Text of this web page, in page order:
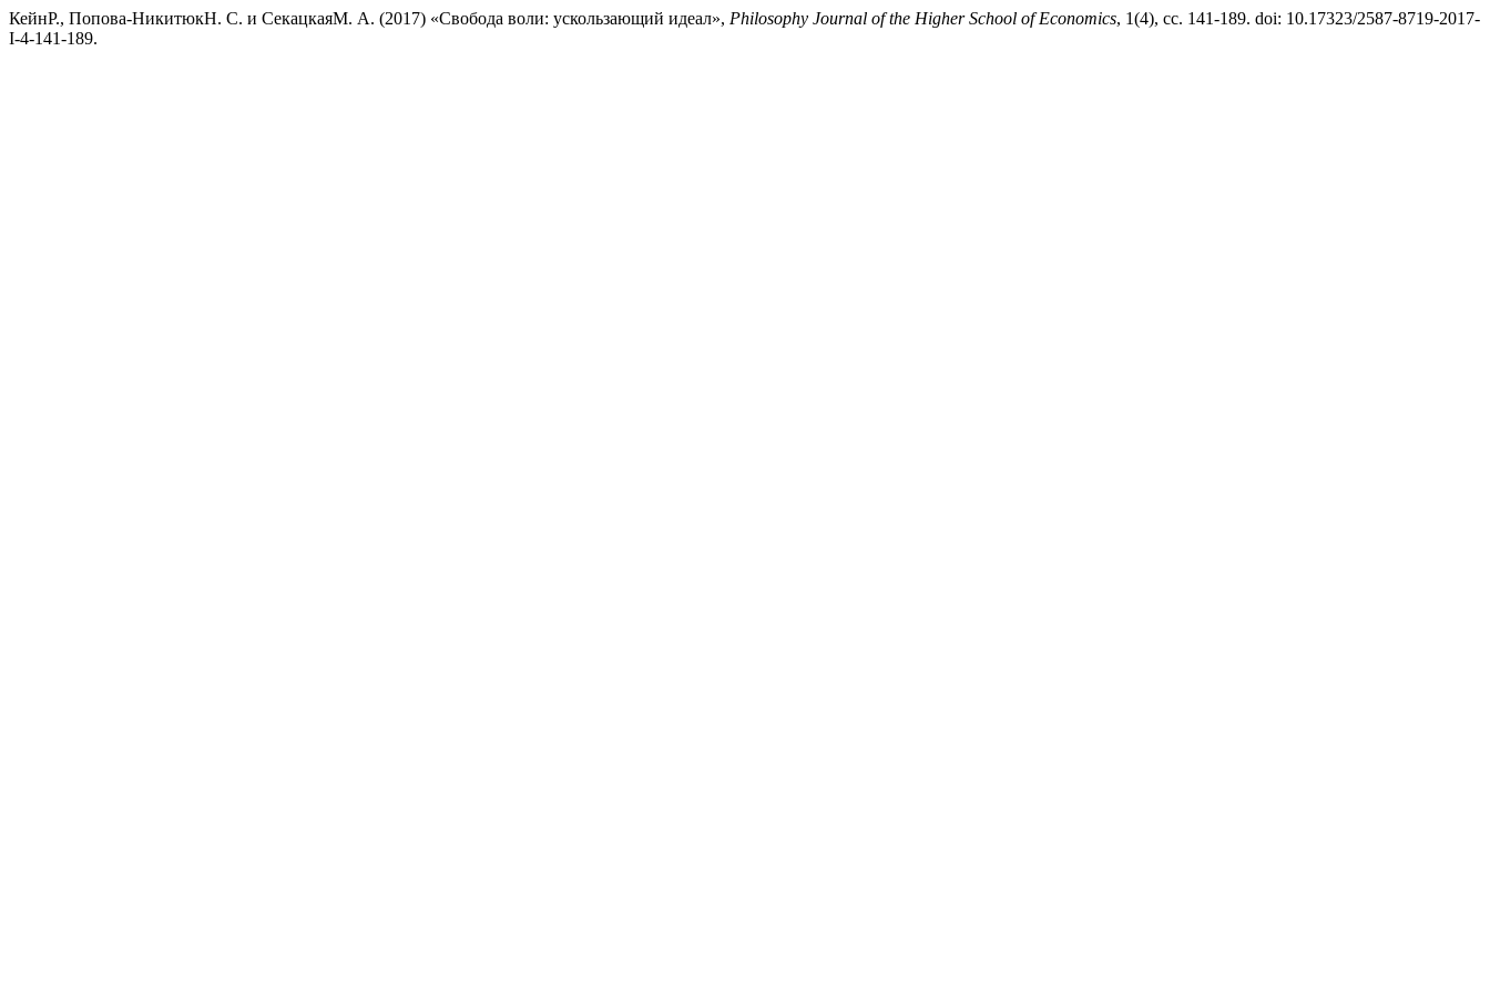
КейнР., Попова-НикитюкН. С. и СекацкаяМ. А. (2017) «Свобода воли: ускользающий идеал», Philosophy Journal of the Higher School of Economics, 1(4), сс. 141-189. doi: 10.17323/2587-8719-2017-
I-4-141-189.